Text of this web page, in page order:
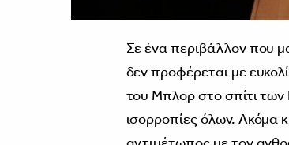
Σε ένα περιβάλλον που
δεν προφέρεται με
του Μπλορ στο σπίτι των
ισορροπίες όλων. Ακόμα